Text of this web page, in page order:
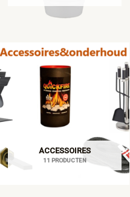
ACCESSOIRES
11 PRODUCTEN